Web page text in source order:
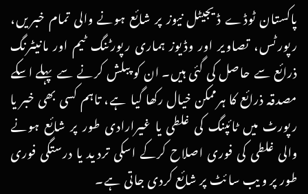
پاکستان ٹوڈے ڈیجیٹل نیوز پر شائع ہونے والی تمام خبریں،
رپورٹس، تصاویر اور وڈیوز ہماری رپورٹنگ ٹیم اور مانیٹرنگ
ذرائع سے حاصل کی گئی ہیں۔ ان کو پبلش کرنے سے پہلے اسکے
مصدقہ ذرائع کا ہرممکن خیال رکھا گیا ہے، تاہم کسی بھی خبر یا
رپورٹ میں ٹائپنگ کی غلطی یا غیرارادی طور پر شائع ہونے
والی غلطی کی فوری اصلاح کرکے اسکی تردید یا درستگی فوری
طور پر ویب سائٹ پر شائع کردی جاتی ہے۔